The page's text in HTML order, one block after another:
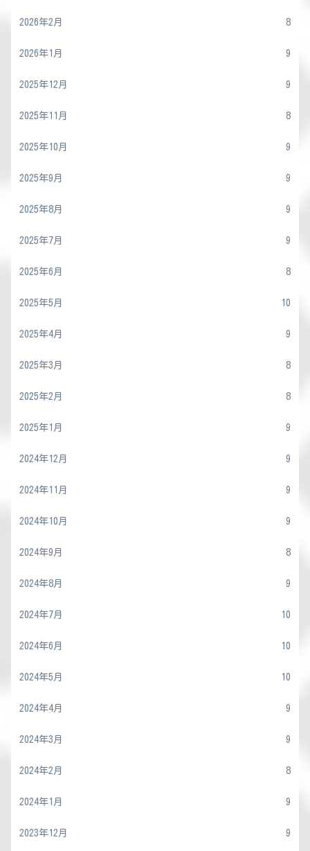
2026年2月 8
2026年1月 9
2025年12月 9
2025年11月 8
2025年10月 9
2025年9月 9
2025年8月 9
2025年7月 9
2025年6月 8
2025年5月 10
2025年4月 9
2025年3月 8
2025年2月 8
2025年1月 9
2024年12月 9
2024年11月 9
2024年10月 9
2024年9月 8
2024年8月 9
2024年7月 10
2024年6月 10
2024年5月 10
2024年4月 9
2024年3月 9
2024年2月 8
2024年1月 9
2023年12月 9